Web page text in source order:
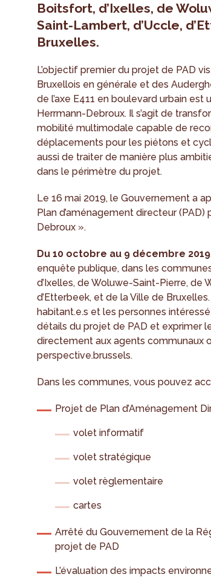
Boitsfort, d’Ixelles, de
Saint-Lambert, d’Uccle,
Bruxelles.
L’objectif premier du projet de PAD
Bruxellois en générale et des
de l’axe E411 en boulevard urbain
Herrmann-Debroux. Il s’agit de
mobilité multimodale capable de
déplacements pour les piétons et
aussi de traiter de manière plus
dans le périmètre du projet.
Le 16 mai 2019, le Gouvernement a
Plan d’aménagement directeur
Debroux ».
Du 10 octobre au 9 décembre 2019
enquête publique, dans les
d’Ixelles, de Woluwe-Saint-Pierre, de
d’Etterbeek, et de la Ville de
habitant.e.s et les personnes
détails du projet de PAD et exprimer
directement aux agents communaux
perspective.brussels.
Dans les communes, vous pouvez
Projet de Plan d’Aménagement
volet informatif
volet stratégique
volet règlementaire
cartes
Arrêté du Gouvernement de la
projet de PAD
L’évaluation des impacts